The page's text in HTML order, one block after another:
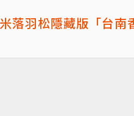
落羽松隱藏版「台南